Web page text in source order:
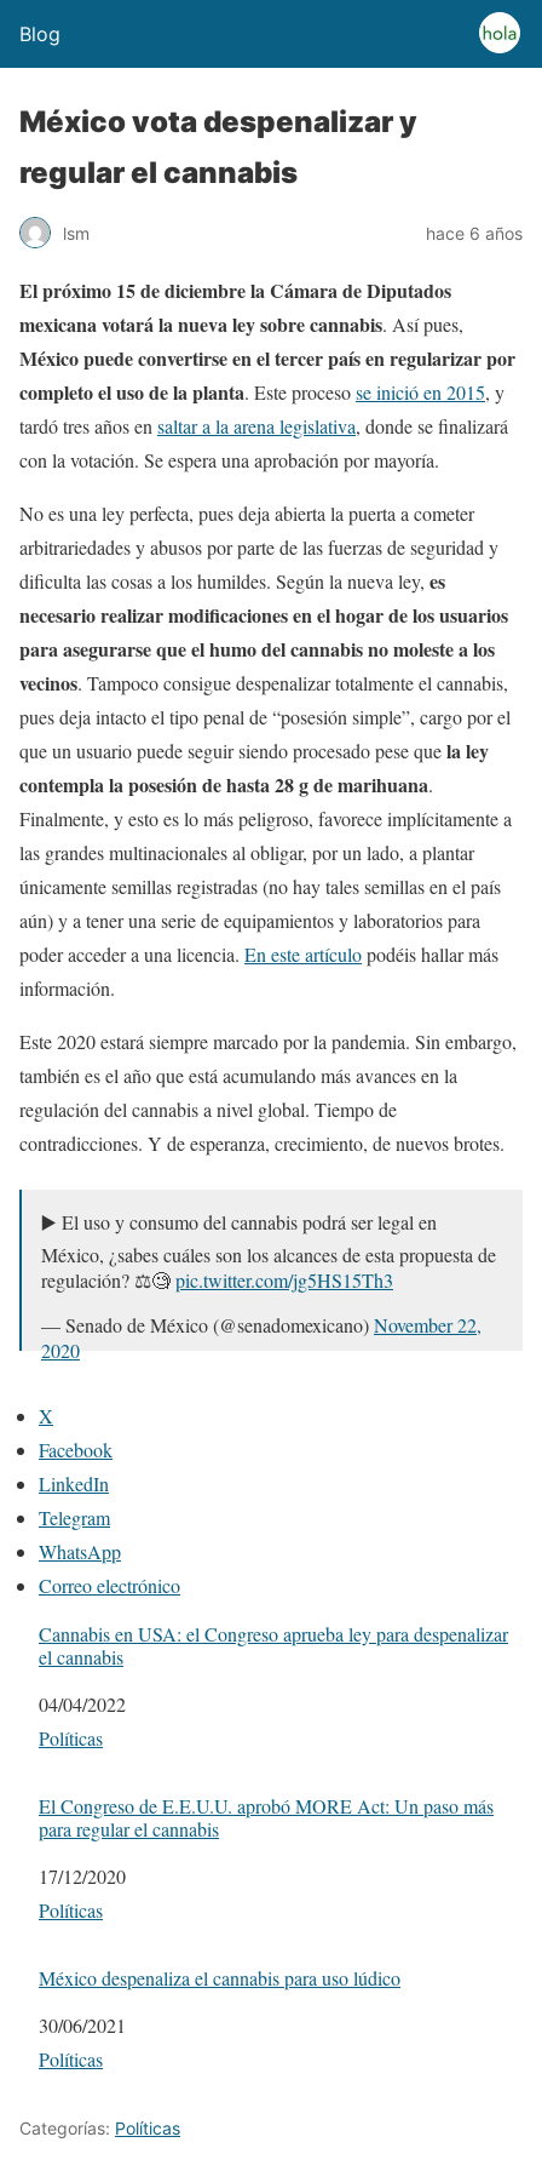
Blog
México vota despenalizar y
regular el cannabis
lsm hace 6 años
El próximo 15 de diciembre la Cámara de Diputados
mexicana votará la nueva ley sobre cannabis. Así pues,
México puede convertirse en el tercer país en regularizar por
completo el uso de la planta. Este procesose inició en 2015, y
tardó tres años en saltar a la arena legislativa, donde se finalizará
con la votación. Se espera una aprobación por mayoría.
No es una ley perfecta, pues deja abierta la puerta a cometer
arbitrariedades y abusos por parte de las fuerzas de seguridad y
dificulta las cosas a los humildes. Según la nueva ley, es
necesario realizar modificaciones en el hogar de los usuarios
para asegurarse que el humo del cannabis no moleste a los
vecinos. Tampoco consigue despenalizar totalmente el cannabis,
pues deja intacto el tipo penal de “posesión simple”, cargo por el
que un usuario puede seguir siendo procesado pese quela ley
contempla la posesión de hasta 28 g de marihuana.
Finalmente, y esto es lo más peligroso, favorece implícitamente a
las grandes multinacionales al obligar, por un lado, a plantar
únicamente semillas registradas (no hay tales semillas en el país
aún) y a tener una serie de equipamientos y laboratorios para
poder acceder a una licencia. En este artículopodéis hallar más
información.
Este 2020 estará siempre marcado por la pandemia. Sin embargo,
también es el año que está acumulando más avances en la
regulación del cannabis a nivel global. Tiempo de
contradicciones. Y de esperanza, crecimiento, de nuevos brotes.
▶️ El uso y consumo del cannabis podrá ser legal en
México, ¿sabes cuáles son los alcances de esta propuesta de
regulación? ⚖️🧐pic.twitter.com/jg5HS15Th3
— Senado de México (@senadomexicano)November 22,
2020
X
Facebook
LinkedIn
Telegram
WhatsApp
Correo electrónico
Cannabis en USA: el Congreso aprueba ley para despenalizar
el cannabis
Fecha
04/04/2022
Respecto a
Políticas
El Congreso de E.E.U.U. aprobó MORE Act: Un paso más
para regular el cannabis
Fecha
17/12/2020
Respecto a
Políticas
México despenaliza el cannabis para uso lúdico
Fecha
30/06/2021
Respecto a
Políticas
Categorías: Políticas